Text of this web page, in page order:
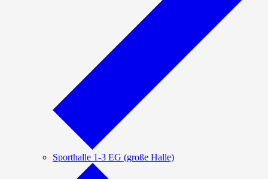
Sporthalle 1-3 EG (große Halle)